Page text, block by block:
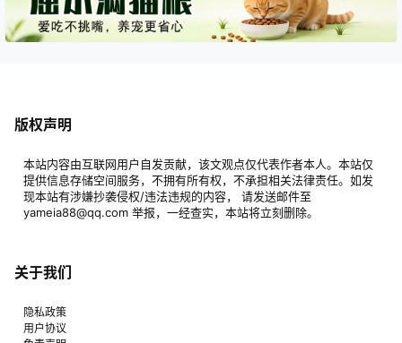
版权声明
本站内容由互联网用户自发贡献，该文观点仅代表作者本人。本站仅
提供信息存储空间服务，不拥有所有权，不承担相关法律责任。如发
现本站有涉嫌抄袭侵权/违法违规的内容， 请发送邮件至
yameia88@qq.com 举报，一经查实，本站将立刻删除。
关于我们
隐私政策
用户协议